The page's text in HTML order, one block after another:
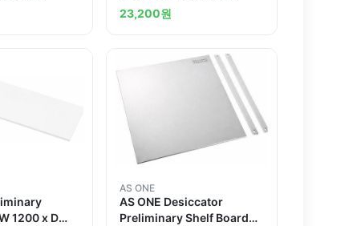
23,200원
1200 x D
AS ONE
AS ONE Desiccator
Preliminary Shelf Board